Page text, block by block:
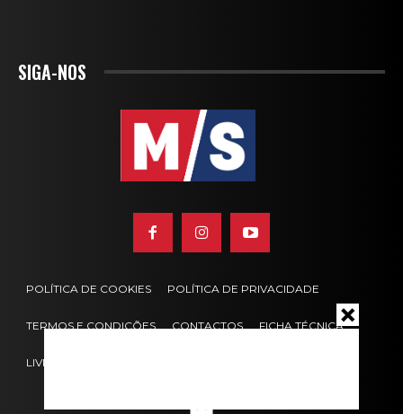
SIGA-NOS
POLÍTICA DE COOKIES POLÍTICA DE PRIVACIDADE
TERMOS E CONDIÇÕES CONTACTOS FICHA TÉCNICA
LIVRO DE RECLAMAÇÕES